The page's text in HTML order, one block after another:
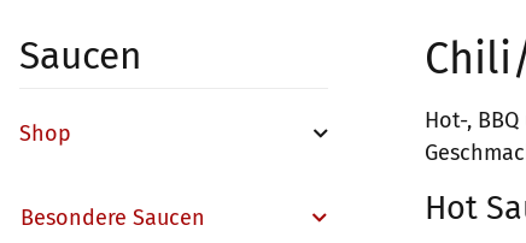
Hot-,
Hot
Saucen
Shop
Besondere Saucen